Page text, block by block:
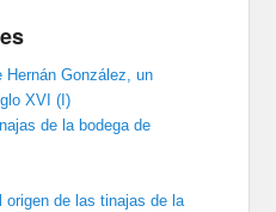
Hernán González, un
XVI (I)
de la bodega de
origen de las tinajas de la